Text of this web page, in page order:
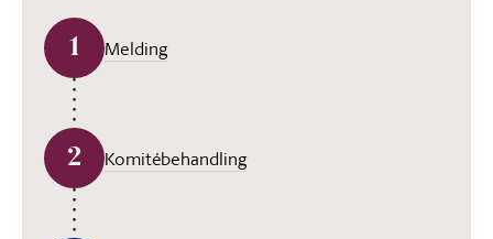
1 Melding
2 Komitébehandling